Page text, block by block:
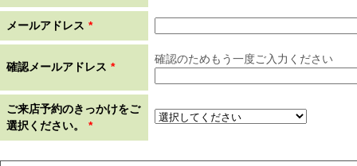
メールアドレス *
確認メールアドレス *
確認のためもう一度ご入力ください
ご来店予約のきっかけをご
選択ください。
*